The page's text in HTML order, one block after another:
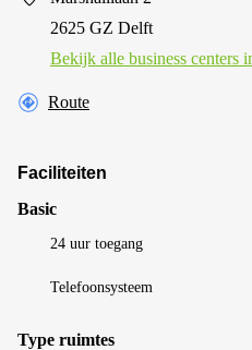
2625 GZ Delft
Bekijk alle business centers
Route
Faciliteiten
Basic
24 uur toegang
Telefoonsysteem
Type ruimtes